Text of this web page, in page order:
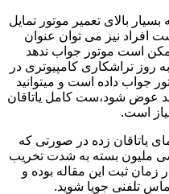
بالای تعمیر موتور تمایل
افراد نیز می توان عنوان
است موتور جواب ندهد
روز تراشکاری کامپیوتری در
جواب داده است و میتوانید
عوض شود،ست کامل یاتاقان
است.
یاتاقان زده در صورتی که
بین 17 ملیون تا سی ملیون بسته به شدت تخریب
زمان ثبت این مقاله بوده و
تلفنی جویا شوید.